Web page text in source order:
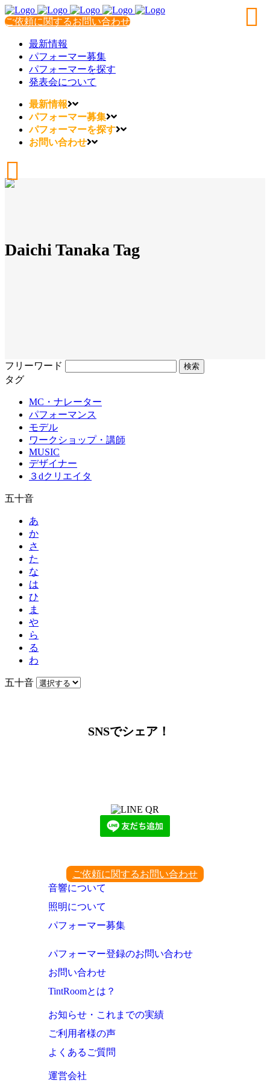
ご依頼に関するお問い合わせ
最新情報
パフォーマー募集
パフォーマーを探す
発表会について
最新情報
パフォーマー募集
パフォーマーを探す
お問い合わせ
Daichi Tanaka Tag
フリーワード
タグ
MC・ナレーター
パフォーマンス
モデル
ワークショップ・講師
MUSIC
デザイナー
３dクリエイタ
五十音
あ
か
さ
た
な
は
ひ
ま
や
ら
る
わ
五十音
SNSでシェア！
ご依頼に関するお問い合わせ
音響について
照明について
パフォーマー募集
パフォーマー登録のお問い合わせ
お問い合わせ
TintRoomとは？
お知らせ・これまでの実績
ご利用者様の声
よくあるご質問
運営会社